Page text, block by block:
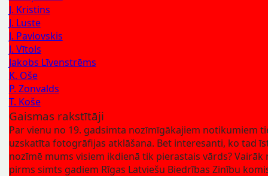
J. Kristins
J. Luste
J. Pavlovskis
J. Vītols
Jakobs Līvenstrēms
K. Oše
P. Zonvalds
T. Koše
Gaismas rakstītāji
Par vienu no 19. gadsimta nozīmīgākajiem notikumiem
uzskatīta fotogrāfijas atklāšana. Bet interesanti, ko tad
nozīmē mums visiem ikdienā tik pierastais vārds? Vairāk
pirms simts gadiem Rīgas Latviešu Biedrības Zinību